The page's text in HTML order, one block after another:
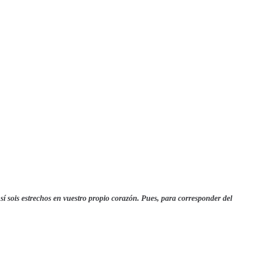
sois estrechos en vuestro propio corazón. Pues, para corresponder del